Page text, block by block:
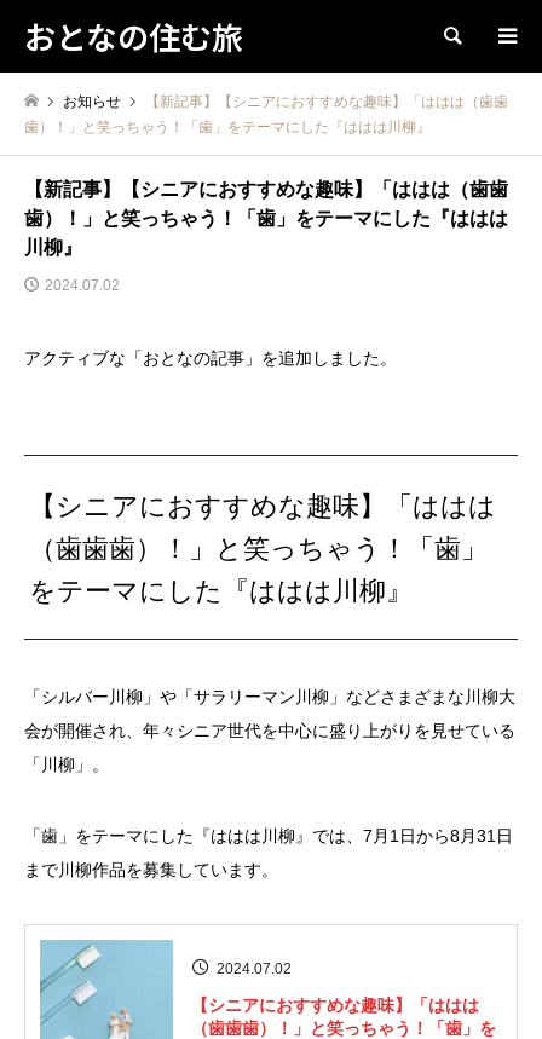
おとなの住む旅 検索
お知らせ
【新記事】【シニアにおすすめな趣味】「ははは（歯歯
歯）！」と笑っちゃう！「歯」をテーマにした『ははは川柳』
【新記事】【シニアにおすすめな趣味】「ははは（歯歯
歯）！」と笑っちゃう！「歯」をテーマにした『ははは
川柳』
2024.07.02
アクティブな「おとなの記事」を追加しました。
【シニアにおすすめな趣味】「ははは
（歯歯歯）！」と笑っちゃう！「歯」
をテーマにした『ははは川柳』
「シルバー川柳」や「サラリーマン川柳」などさまざまな川柳大
会が開催され、年々シニア世代を中心に盛り上がりを見せている
「川柳」。
「歯」をテーマにした『ははは川柳』では、7月1日から8月31日
まで川柳作品を募集しています。
2024.07.02
【シニアにおすすめな趣味】「ははは
（歯歯歯）！」と笑っちゃう！「歯」を